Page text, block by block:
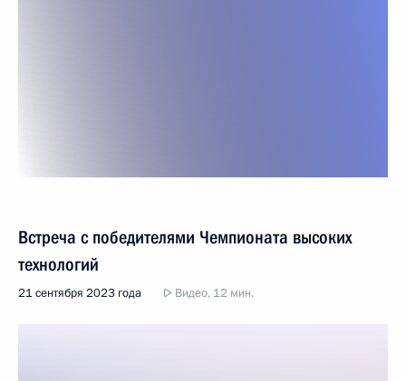
Встреча с победителями Чемпионата высоких
технологий
21 сентября 2023 года Видео, 12 мин.